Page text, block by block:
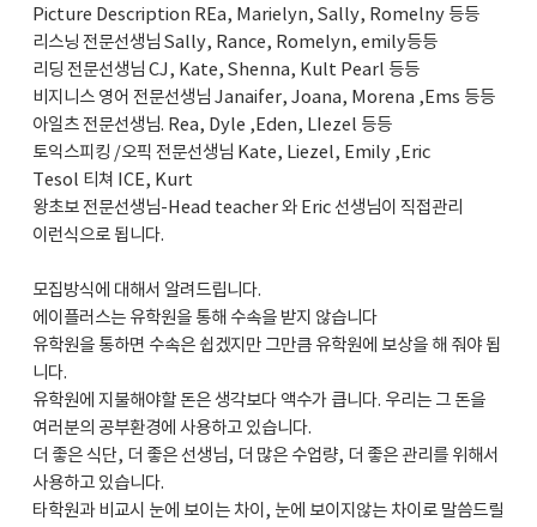
Picture Description REa, Marielyn, Sally, Romelny 등등
리스닝 전문선생님 Sally, Rance, Romelyn, emily등등
리딩 전문선생님 CJ, Kate, Shenna, Kult Pearl 등등
비지니스 영어 전문선생님 Janaifer, Joana, Morena ,Ems 등등
아일츠 전문선생님. Rea, Dyle ,Eden, LIezel 등등
토익스피킹 /오픽 전문선생님 Kate, Liezel, Emily ,Eric
Tesol 티쳐 ICE, Kurt
왕초보 전문선생님-Head teacher 와 Eric 선생님이 직접관리
이런식으로 됩니다.
모집방식에 대해서 알려드립니다.
에이플러스는 유학원을 통해 수속을 받지 않습니다
유학원을 통하면 수속은 쉽겠지만 그만큼 유학원에 보상을 해 줘야 됩
니다.
유학원에 지불해야할 돈은 생각보다 액수가 큽니다. 우리는 그 돈을
여러분의 공부환경에 사용하고 있습니다.
더 좋은 식단, 더 좋은 선생님, 더 많은 수업량, 더 좋은 관리를 위해서
사용하고 있습니다.
타학원과 비교시 눈에 보이는 차이, 눈에 보이지않는 차이로 말씀드릴